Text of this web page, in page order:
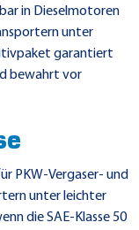
in Dieselmotoren
unter
garantiert
bewahrt vor
PKW-Vergaser- und
unter leichter
die SAE-Klasse 50